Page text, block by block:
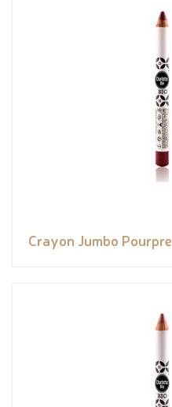
Crayon Jumbo Pourpre